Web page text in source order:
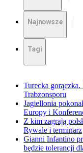
Najnowsze
Tagi
Turecka
Trabzonsporu
Jagiellonia
Europy i
Z kim zagrają
Rywale i terminarz
Gianni Infantino
będzie tolerancji